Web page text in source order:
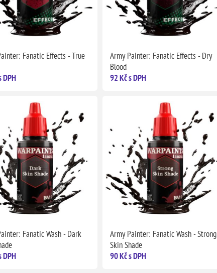
Fanatic Effects - True
DPH
Army Painter: Fanatic Effects - Dry
Blood
92 Kč s DPH
Fanatic Wash - Dark
DPH
Army Painter: Fanatic Wash - Strong
Skin Shade
90 Kč s DPH